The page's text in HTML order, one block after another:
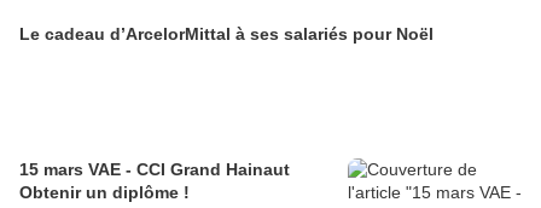
Le cadeau d’ArcelorMittal à ses salariés pour Noël
15 mars VAE - CCI Grand Hainaut
Obtenir un diplôme !